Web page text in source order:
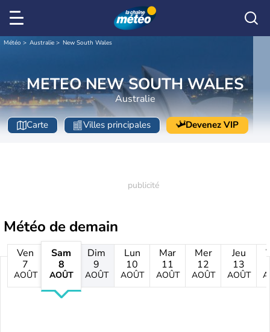
Météo Australie New South Wales
METEO NEW SOUTH WALES
Australie
Carte Villes principales Devenez VIP
Météo de demain
Ven
7
AOÛT
Sam
8
AOÛT
Dim
9
AOÛT
Lun
10
AOÛT
Mar
11
AOÛT
Mer
12
AOÛT
Jeu
13
AOÛT